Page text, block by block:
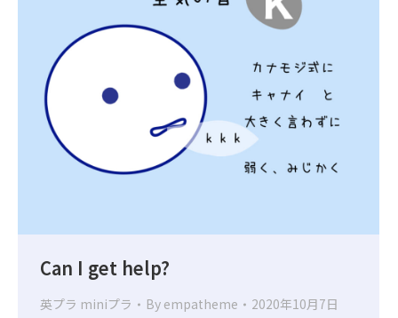
Can I get help?
英プラ miniプラ By empatheme 2020年10月7日